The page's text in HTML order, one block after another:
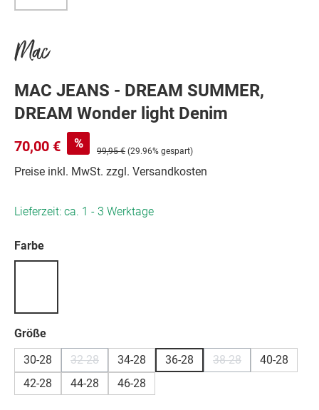
Mac
MAC JEANS - DREAM SUMMER,
DREAM Wonder light Denim
70,00 € %
99,95 € (29.96% gespart)
Preise inkl. MwSt. zzgl. Versandkosten
Lieferzeit: ca. 1 - 3 Werktage
Farbeauswählen
Größeauswählen
30-28
32-28
(Diese Option ist zurzeit nicht verfügbar.)
34-28 36-28 38-28
40-28
42-28
44-28 46-28